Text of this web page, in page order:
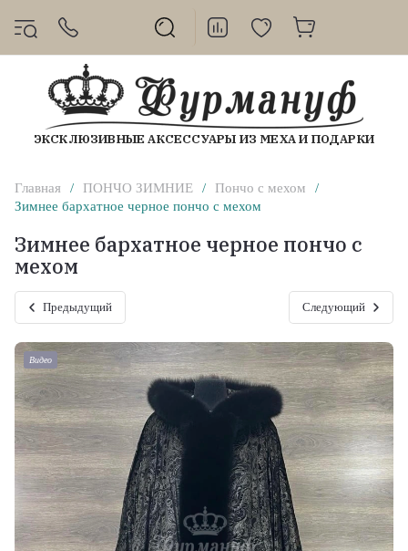
ЭКСКЛЮЗИВНЫЕ АКСЕССУАРЫ ИЗ МЕХА И ПОДАРКИ
Главная / ПОНЧО ЗИМНИЕ / Пончо с мехом
/
Зимнее бархатное черное пончо с мехом
Зимнее бархатное черное пончо с
мехом
Предыдущий Следующий
Видео